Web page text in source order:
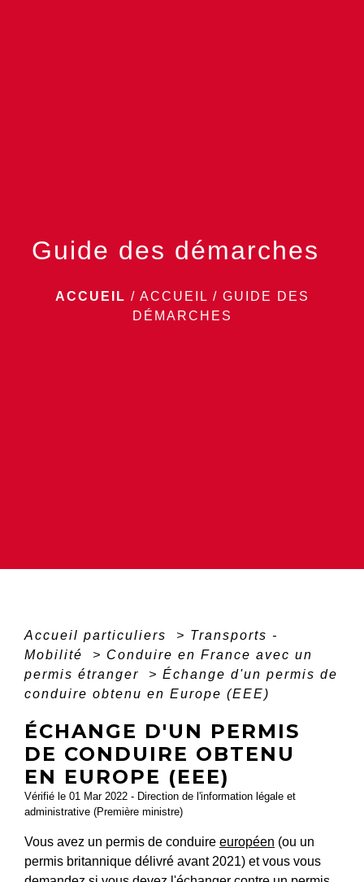
Guide des démarches
ACCUEIL / ACCUEIL / GUIDE DES
DÉMARCHES
Accueil particuliers > Transports -
Mobilité
> Conduire en France avec un
permis étranger
> Échange d'un permis de
conduire obtenu en Europe (EEE)
ÉCHANGE D'UN PERMIS
DE CONDUIRE OBTENU
EN EUROPE (EEE)
Vérifié le 01 Mar 2022 - Direction de l'information légale et
administrative (Première ministre)
Vous avez un permis de conduire européen (ou un
permis britannique délivré avant 2021) et vous vous